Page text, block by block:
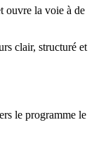
ouvre la voie à de
clair, structuré et
le programme le